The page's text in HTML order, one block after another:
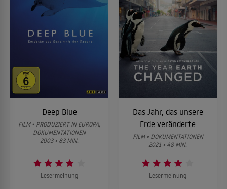
Deep Blue
FILM • PRODUZIERT IN EUROPA,
DOKUMENTATIONEN
2003 • 83 MIN.
Lesermeinung
Das Jahr, das unsere
Erde veränderte
FILM • DOKUMENTATIONEN
2021 • 48 MIN.
Lesermeinung